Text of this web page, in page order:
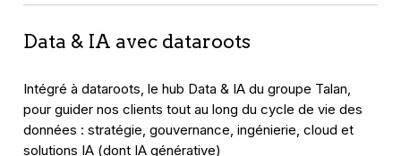
Data & IA avec dataroots
Intégré à dataroots, le hub Data & IA du groupe Talan,
pour guider nos clients tout au long du cycle de vie des
données : stratégie, gouvernance, ingénierie, cloud et
solutions IA (dont IA générative)